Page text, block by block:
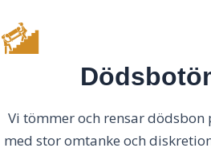
Vi tömmer och rensar
med stor omtanke och